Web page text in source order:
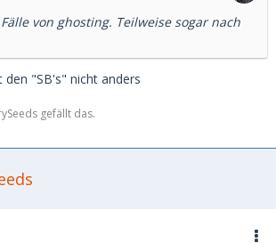
von ghosting. Teilweise sogar nach
"SB's" nicht anders
gefällt das.